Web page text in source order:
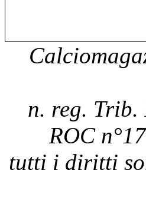
n. reg. Trib.
ROC
tutti i diritti